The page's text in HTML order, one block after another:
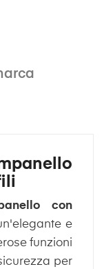
con
e
funzioni
per